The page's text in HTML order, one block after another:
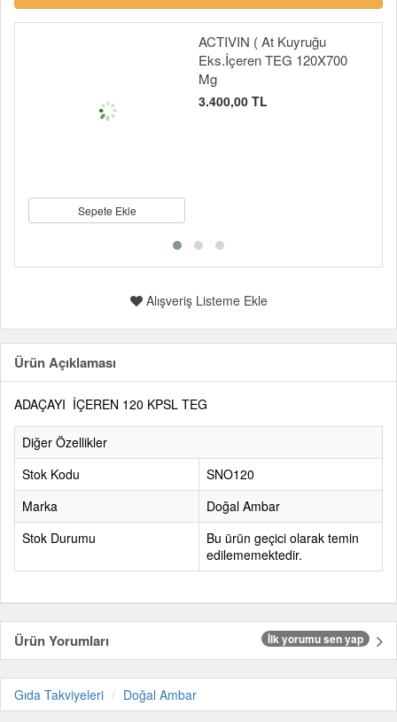
Sepete Ekle
ACTIVIN ( At Kuyruğu
Eks.İçeren TEG 120X700
Mg
3.400,00 TL
Alışveriş Listeme Ekle
Ürün Açıklaması
ADAÇAYI İÇEREN 120 KPSL TEG
Diğer Özellikler
Stok Kodu
SNO120
Marka
Doğal Ambar
Stok Durumu
Bu ürün geçici olarak temin
edilememektedir.
Ürün Yorumları İlk yorumu sen yap
Gıda Takviyeleri Doğal Ambar